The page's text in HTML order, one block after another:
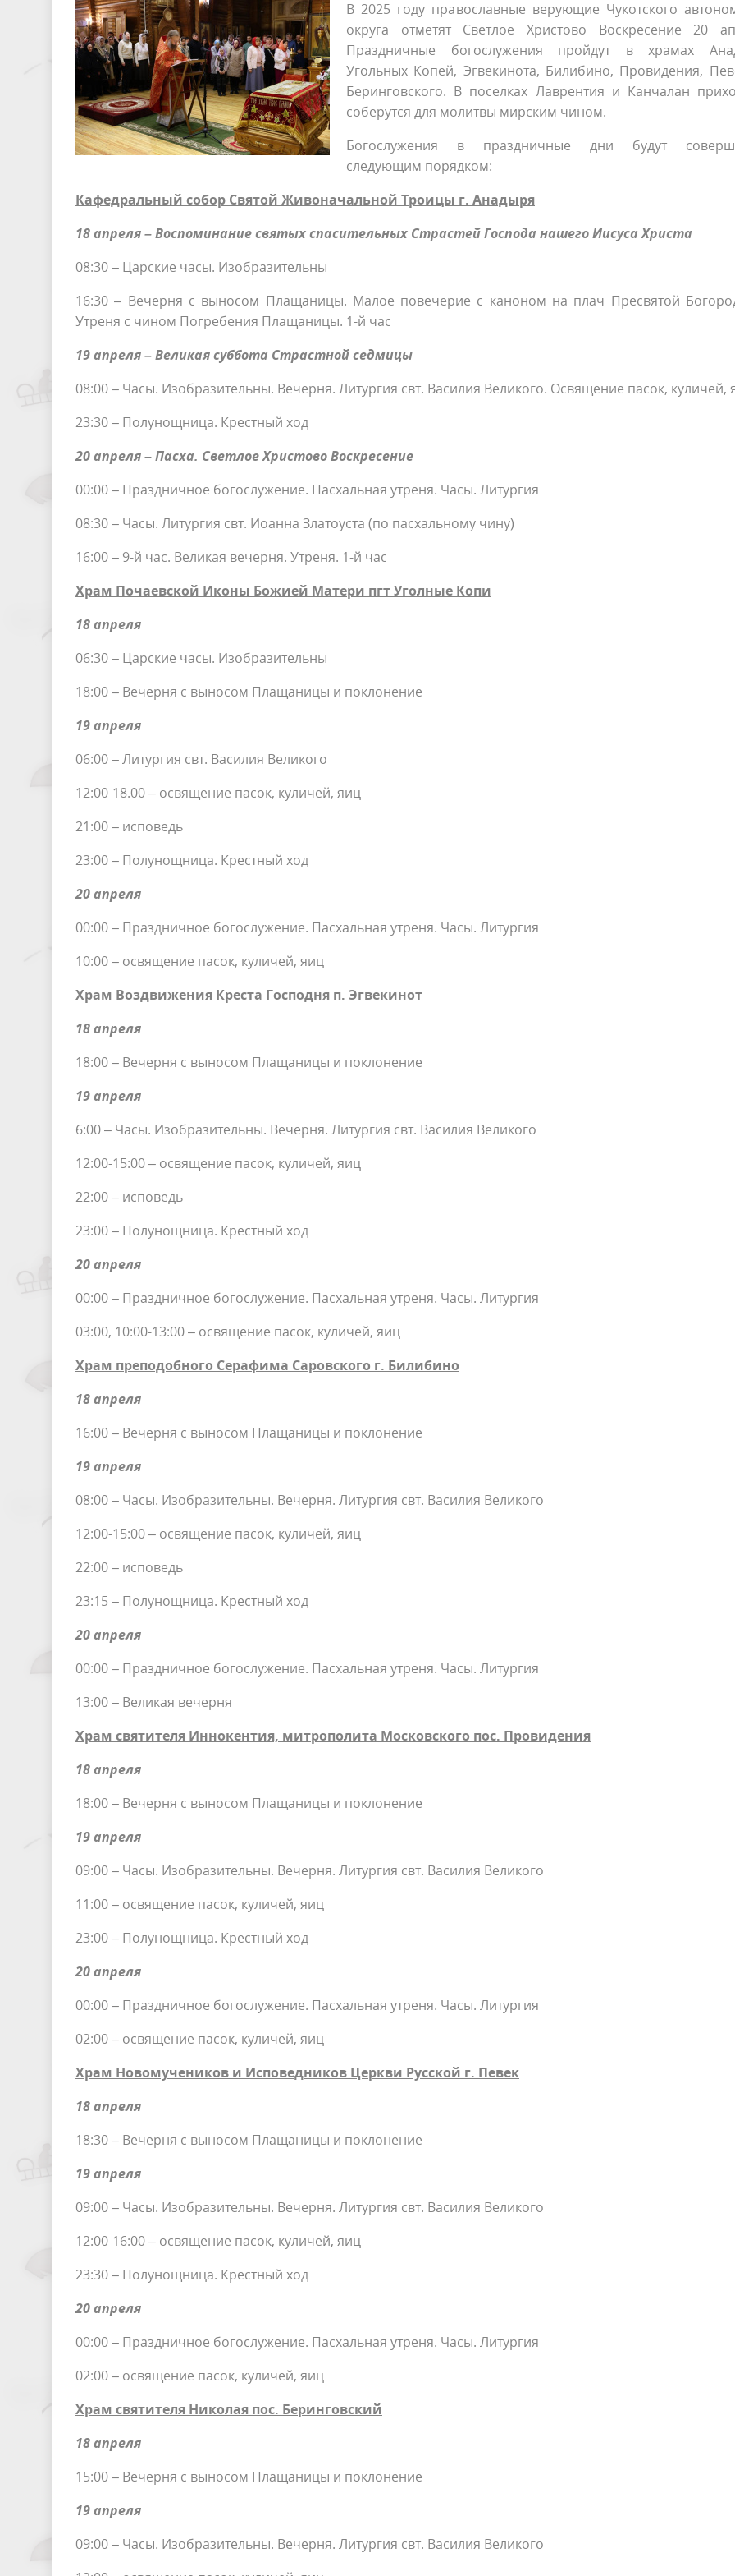
В 2025 году православные верующие Чукотского
округа отметят Светлое Христово Воскресение 20
Праздничные богослужения пройдут в храмах
Угольных Копей, Эгвекинота, Билибино, Провидения,
Беринговского. В поселках Лаврентия и Канчалан
соберутся для молитвы мирским чином.
Богослужения в праздничные дни будут
следующим порядком:
Кафедральный собор Святой Живоначальной Троицы г. Анадыря
18 апреля – Воспоминание святых спасительных Страстей Господа нашего Иисуса Христа
08:30 – Царские часы. Изобразительны
16:30 – Вечерня с выносом Плащаницы. Малое повечерие с каноном на плач Пресвятой
Утреня с чином Погребения Плащаницы. 1-й час
19 апреля – Великая суббота Страстной седмицы
08:00 – Часы. Изобразительны. Вечерня. Литургия свт. Василия Великого. Освящение пасок, куличей,
23:30 – Полунощница. Крестный ход
20 апреля – Пасха. Светлое Христово Воскресение
00:00 – Праздничное богослужение. Пасхальная утреня. Часы. Литургия
08:30 – Часы. Литургия свт. Иоанна Златоуста (по пасхальному чину)
16:00 – 9-й час. Великая вечерня. Утреня. 1-й час
Храм Почаевской Иконы Божией Матери пгт Уголные Копи
18 апреля
06:30 – Царские часы. Изобразительны
18:00 – Вечерня с выносом Плащаницы и поклонение
19 апреля
06:00 – Литургия свт. Василия Великого
12:00-18.00 – освящение пасок, куличей, яиц
21:00 – исповедь
23:00 – Полунощница. Крестный ход
20 апреля
00:00 – Праздничное богослужение. Пасхальная утреня. Часы. Литургия
10:00 – освящение пасок, куличей, яиц
Храм Воздвижения Креста Господня п. Эгвекинот
18 апреля
18:00 – Вечерня с выносом Плащаницы и поклонение
19 апреля
6:00 – Часы. Изобразительны. Вечерня. Литургия свт. Василия Великого
12:00-15:00 – освящение пасок, куличей, яиц
22:00 – исповедь
23:00 – Полунощница. Крестный ход
20 апреля
00:00 – Праздничное богослужение. Пасхальная утреня. Часы. Литургия
03:00, 10:00-13:00 – освящение пасок, куличей, яиц
Храм преподобного Серафима Саровского г. Билибино
18 апреля
16:00 – Вечерня с выносом Плащаницы и поклонение
19 апреля
08:00 – Часы. Изобразительны. Вечерня. Литургия свт. Василия Великого
12:00-15:00 – освящение пасок, куличей, яиц
22:00 – исповедь
23:15 – Полунощница. Крестный ход
20 апреля
00:00 – Праздничное богослужение. Пасхальная утреня. Часы. Литургия
13:00 – Великая вечерня
Храм святителя Иннокентия, митрополита Московского пос. Провидения
18 апреля
18:00 – Вечерня с выносом Плащаницы и поклонение
19 апреля
09:00 – Часы. Изобразительны. Вечерня. Литургия свт. Василия Великого
11:00 – освящение пасок, куличей, яиц
23:00 – Полунощница. Крестный ход
20 апреля
00:00 – Праздничное богослужение. Пасхальная утреня. Часы. Литургия
02:00 – освящение пасок, куличей, яиц
Храм Новомучеников и Исповедников Церкви Русской г. Певек
18 апреля
18:30 – Вечерня с выносом Плащаницы и поклонение
19 апреля
09:00 – Часы. Изобразительны. Вечерня. Литургия свт. Василия Великого
12:00-16:00 – освящение пасок, куличей, яиц
23:30 – Полунощница. Крестный ход
20 апреля
00:00 – Праздничное богослужение. Пасхальная утреня. Часы. Литургия
02:00 – освящение пасок, куличей, яиц
Храм святителя Николая пос. Беринговский
18 апреля
15:00 – Вечерня с выносом Плащаницы и поклонение
19 апреля
09:00 – Часы. Изобразительны. Вечерня. Литургия свт. Василия Великого